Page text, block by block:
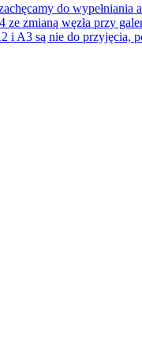
do wypełniania
zmianą węzła przy
i A3 są nie do przyjęcia,